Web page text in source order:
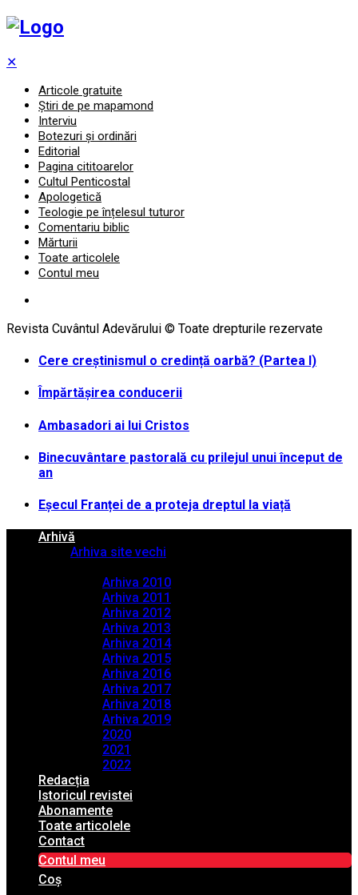
✕
Articole gratuite
Știri de pe mapamond
Interviu
Botezuri și ordinări
Editorial
Pagina cititoarelor
Cultul Penticostal
Apologetică
Teologie pe înțelesul tuturor
Comentariu biblic
Mărturii
Toate articolele
Contul meu
Revista Cuvântul Adevărului © Toate drepturile rezervate
Cere creștinismul o credință oarbă? (Partea I)
Împărtășirea conducerii
Ambasadori ai lui Cristos
Binecuvântare pastorală cu prilejul unui început de
an
Eșecul Franței de a proteja dreptul la viață
Arhivă
Arhiva site vechi
Arhiva 2010
Arhiva 2011
Arhiva 2012
Arhiva 2013
Arhiva 2014
Arhiva 2015
Arhiva 2016
Arhiva 2017
Arhiva 2018
Arhiva 2019
2020
2021
2022
Redacția
Istoricul revistei
Abonamente
Toate articolele
Contact
Contul meu
Coș